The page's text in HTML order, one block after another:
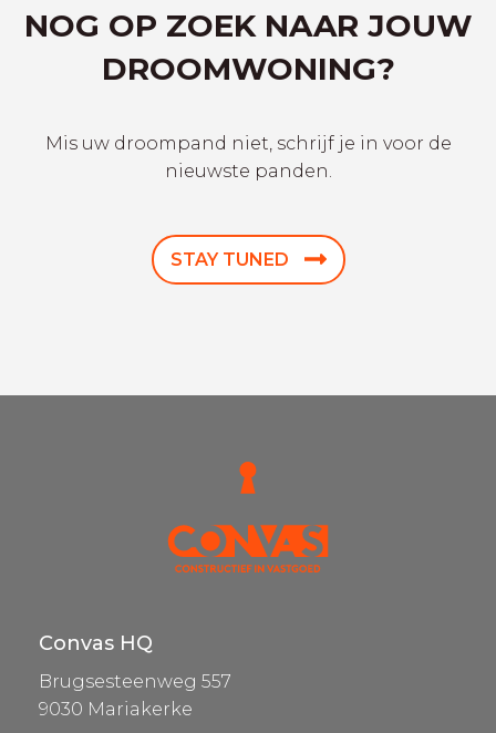
NOG OP ZOEK NAAR JOUW
DROOMWONING?
Mis uw droompand niet, schrijf je in voor de
nieuwste panden.
STAY TUNED
Convas HQ
Brugsesteenweg 557
9030 Mariakerke